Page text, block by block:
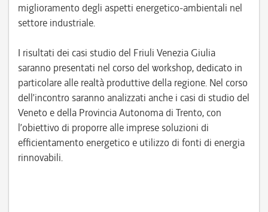
miglioramento degli aspetti energetico-ambientali nel
settore industriale.
I risultati dei casi studio del Friuli Venezia Giulia
saranno presentati nel corso del workshop, dedicato in
particolare alle realtà produttive della regione. Nel corso
dell’incontro saranno analizzati anche i casi di studio del
Veneto e della Provincia Autonoma di Trento, con
l’obiettivo di proporre alle imprese soluzioni di
efficientamento energetico e utilizzo di fonti di energia
rinnovabili.